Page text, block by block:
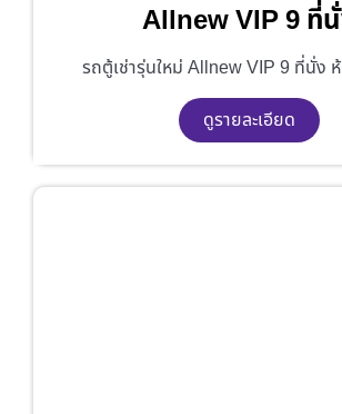
Allnew VIP 9 ที่
รถตู้เช่ารุ่นใหม่ Allnew VIP 9 ที่นั่ง
ดูรายละเอียด